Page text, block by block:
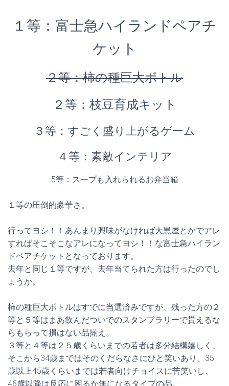
１等：富士急ハイランドペアチ
ケット
２等：柿の種巨大ボトル
２等：枝豆育成キット
３等：すごく盛り上がるゲーム
４等：素敵インテリア
5等：スープも入れられるお弁当箱
１等の圧倒的豪華さ。
行ってヨシ！！あんまり興味がなければ大黒屋とかでアレ
すればそこそこなアレになってヨシ！！な富士急ハイラン
ドペアチケットとなっております。
去年と同じ１等ですが、去年当てられた方は行ったのでし
ょうか。
柿の種巨大ボトルはすでに当選済みですが、残った方の２
等と５等はまあ飲んだついでのスタンプラリーで貰えるな
らもらって損はない品揃え。
３等と４等は２５歳くらいまでの若者は多分結構嬉しく、
そこから34歳まではそのくだらなさにひと笑いあり、35
歳以上45歳くらいまでは若者向けチョイスに苦笑いし、
46歳以降は反応に困るか無になるタイプの品。